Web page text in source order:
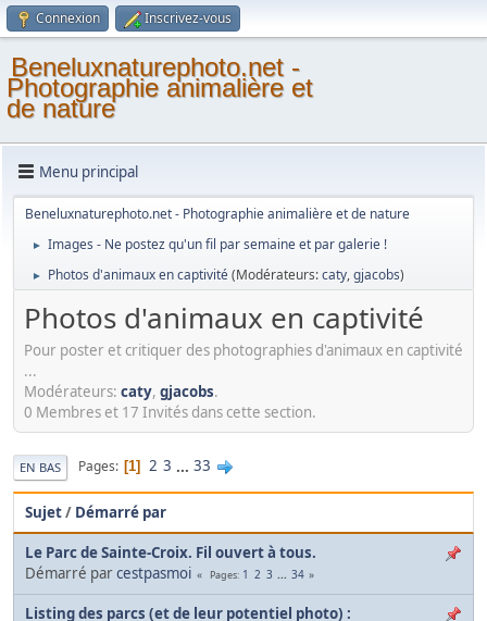
Connexion Inscrivez-vous
Beneluxnaturephoto.net -
Photographie animalière et
de nature
Menu principal
Beneluxnaturephoto.net - Photographie animalière et de nature
► Images - Ne postez qu'un fil par semaine et par galerie !
► Photos d'animaux en captivité(Modérateurs:caty,gjacobs)
Photos d'animaux en captivité
Pour poster et critiquer des photographies d'animaux en captivité
...
Modérateurs: caty, gjacobs.
0 Membres et 17 Invités dans cette section.
EN BAS Pages 1 2 3 ... 33
Sujet/ Démarré par
Le Parc de Sainte-Croix. Fil ouvert à tous.
Démarré parcestpasmoi Pages 1 2 3 ... 34
Listing des parcs (et de leur potentiel photo) :